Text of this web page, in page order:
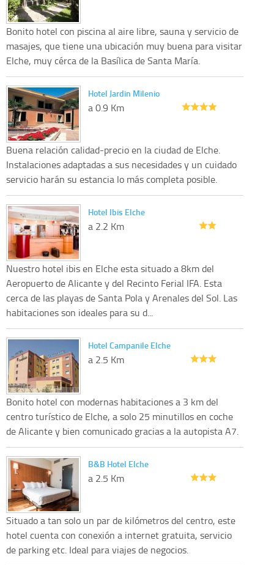
Bonito hotel con piscina al aire libre, sauna y servicio de
masajes, que tiene una ubicación muy buena para visitar
Elche, muy cérca de la Basílica de Santa María.
Hotel Jardin Milenio
a 0.9 Km
Buena relación calidad-precio en la ciudad de Elche.
Instalaciones adaptadas a sus necesidades y un cuidado
servicio harán su estancia lo más completa posible.
Hotel Ibis Elche
a 2.2 Km
Nuestro hotel ibis en Elche esta situado a 8km del
Aeropuerto de Alicante y del Recinto Ferial IFA. Esta
cerca de las playas de Santa Pola y Arenales del Sol. Las
habitaciones son ideales para su d...
Hotel Campanile Elche
a 2.5 Km
Bonito hotel con modernas habitaciones a 3 km del
centro turístico de Elche, a solo 25 minutillos en coche
de Alicante y bien comunicado gracias a la autopista A7.
B&B Hotel Elche
a 2.5 Km
Situado a tan solo un par de kilómetros del centro, este
hotel cuenta con conexión a internet gratuita, servicio
de parking etc. Ideal para viajes de negocios.